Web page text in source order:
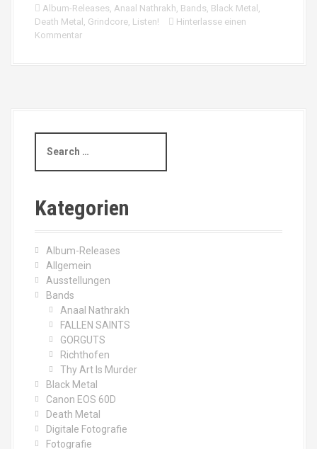
Album-Releases, Anaal Nathrakh, Bands, Black Metal ,
Death Metal , Grindcore, Listen!
Hinterlasse einen
Kommentar
a
c
h
Kategorien
Album-Releases
Allgemein
Ausstellungen
Bands
Anaal Nathrakh
FALLEN SAINTS
GORGUTS
Richthofen
Thy Art Is Murder
Black Metal
Canon EOS 60D
Death Metal
Digitale Fotografie
Fotografie